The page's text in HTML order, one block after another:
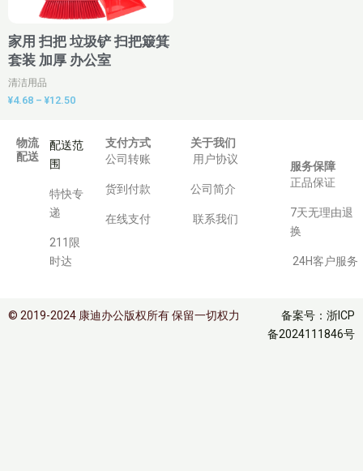
家用 扫把 垃圾铲 扫把簸箕
套装 加厚 办公室
清洁用品
¥4.68 – ¥12.50
物流
配送
配送范
围
特快专
递
211限
时达
支付方式
公司转账
货到付款
在线支付
关于我们
用户协议
公司简介
联系我们
服务保障
正品保证
7天无理由退
换
24H客户服务
© 2019-2024 康迪办公版权所有 保留一切权力 备案号：浙ICP
备2024111846号